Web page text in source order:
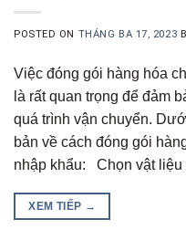
POSTED ON THÁNG BA 17, 2023
Việc đóng gói hàng hóa
là rất quan trọng để đảm
quá trình vận chuyển.
bản về cách đóng gói
nhập khẩu: Chọn vật
XEM TIẾP →